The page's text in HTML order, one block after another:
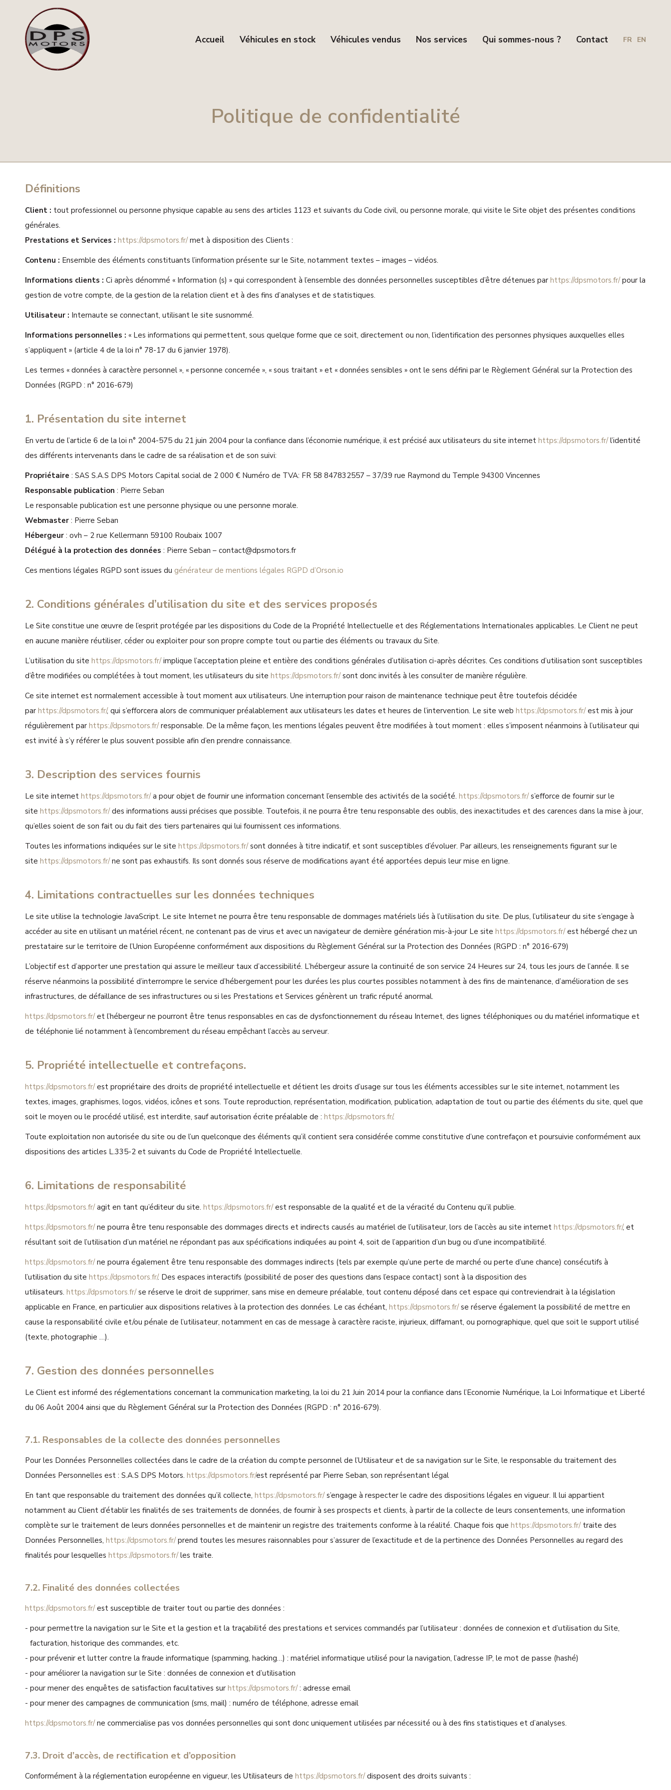
Accueil Véhicules en stock Véhicules vendus Nos services Qui sommes-nous ? Contact FR EN
Politique de confidentialité
Définitions
Client : tout professionnel ou personne physique capable au sens des articles 1123 et suivants du Code civil, ou personne morale, qui visite le Site objet des présentes conditions
générales.
Prestations et Services : https://dpsmotors.fr/met à disposition des Clients :
Contenu : Ensemble des éléments constituants l’information présente sur le Site, notamment textes – images – vidéos.
Informations clients : Ci après dénommé « Information (s) » qui correspondent à l’ensemble des données personnelles susceptibles d’être détenues par https://dpsmotors.fr/pour la
gestion de votre compte, de la gestion de la relation client et à des fins d’analyses et de statistiques.
Utilisateur : Internaute se connectant, utilisant le site susnommé.
Informations personnelles : « Les informations qui permettent, sous quelque forme que ce soit, directement ou non, l’identification des personnes physiques auxquelles elles
s’appliquent » (article 4 de la loi n° 78-17 du 6 janvier 1978).
Les termes « données à caractère personnel », « personne concernée », « sous traitant » et « données sensibles » ont le sens défini par le Règlement Général sur la Protection des
Données (RGPD : n° 2016-679)
1. Présentation du site internet
En vertu de l’article 6 de la loi n° 2004-575 du 21 juin 2004 pour la confiance dans l’économie numérique, il est précisé aux utilisateurs du site internet https://dpsmotors.fr/l’identité
des différents intervenants dans le cadre de sa réalisation et de son suivi:
Propriétaire : SAS S.A.S DPS Motors Capital social de 2 000 € Numéro de TVA: FR 58 847832557 – 37/39 rue Raymond du Temple 94300 Vincennes
Responsable publication : Pierre Seban
Le responsable publication est une personne physique ou une personne morale.
Webmaster : Pierre Seban
Hébergeur : ovh – 2 rue Kellermann 59100 Roubaix 1007
Délégué à la protection des données : Pierre Seban – contact@dpsmotors.fr
Ces mentions légales RGPD sont issues du générateur de mentions légales RGPD d’Orson.io
2. Conditions générales d’utilisation du site et des services proposés
Le Site constitue une œuvre de l’esprit protégée par les dispositions du Code de la Propriété Intellectuelle et des Réglementations Internationales applicables. Le Client ne peut
en aucune manière réutiliser, céder ou exploiter pour son propre compte tout ou partie des éléments ou travaux du Site.
L’utilisation du site https://dpsmotors.fr/implique l’acceptation pleine et entière des conditions générales d’utilisation ci-après décrites. Ces conditions d’utilisation sont susceptibles
d’être modifiées ou complétées à tout moment, les utilisateurs du site https://dpsmotors.fr/sont donc invités à les consulter de manière régulière.
Ce site internet est normalement accessible à tout moment aux utilisateurs. Une interruption pour raison de maintenance technique peut être toutefois décidée
par https://dpsmotors.fr/, qui s’efforcera alors de communiquer préalablement aux utilisateurs les dates et heures de l’intervention. Le site web https://dpsmotors.fr/est mis à jour
régulièrement par https://dpsmotors.fr/responsable. De la même façon, les mentions légales peuvent être modifiées à tout moment : elles s’imposent néanmoins à l’utilisateur qui
est invité à s’y référer le plus souvent possible afin d’en prendre connaissance.
3. Description des services fournis
Le site internet https://dpsmotors.fr/a pour objet de fournir une information concernant l’ensemble des activités de la société. https://dpsmotors.fr/s’efforce de fournir sur le
site https://dpsmotors.fr/des informations aussi précises que possible. Toutefois, il ne pourra être tenu responsable des oublis, des inexactitudes et des carences dans la mise à jour,
qu’elles soient de son fait ou du fait des tiers partenaires qui lui fournissent ces informations.
Toutes les informations indiquées sur le site https://dpsmotors.fr/sont données à titre indicatif, et sont susceptibles d’évoluer. Par ailleurs, les renseignements figurant sur le
site https://dpsmotors.fr/ne sont pas exhaustifs. Ils sont donnés sous réserve de modifications ayant été apportées depuis leur mise en ligne.
4. Limitations contractuelles sur les données techniques
Le site utilise la technologie JavaScript. Le site Internet ne pourra être tenu responsable de dommages matériels liés à l’utilisation du site. De plus, l’utilisateur du site s’engage à
accéder au site en utilisant un matériel récent, ne contenant pas de virus et avec un navigateur de dernière génération mis-à-jour Le site https://dpsmotors.fr/est hébergé chez un
prestataire sur le territoire de l’Union Européenne conformément aux dispositions du Règlement Général sur la Protection des Données (RGPD : n° 2016-679)
L’objectif est d’apporter une prestation qui assure le meilleur taux d’accessibilité. L’hébergeur assure la continuité de son service 24 Heures sur 24, tous les jours de l’année. Il se
réserve néanmoins la possibilité d’interrompre le service d’hébergement pour les durées les plus courtes possibles notamment à des fins de maintenance, d’amélioration de ses
infrastructures, de défaillance de ses infrastructures ou si les Prestations et Services génèrent un trafic réputé anormal.
https://dpsmotors.fr/et l’hébergeur ne pourront être tenus responsables en cas de dysfonctionnement du réseau Internet, des lignes téléphoniques ou du matériel informatique et
de téléphonie lié notamment à l’encombrement du réseau empêchant l’accès au serveur.
5. Propriété intellectuelle et contrefaçons.
https://dpsmotors.fr/est propriétaire des droits de propriété intellectuelle et détient les droits d’usage sur tous les éléments accessibles sur le site internet, notamment les
textes, images, graphismes, logos, vidéos, icônes et sons. Toute reproduction, représentation, modification, publication, adaptation de tout ou partie des éléments du site, quel que
soit le moyen ou le procédé utilisé, est interdite, sauf autorisation écrite préalable de : https://dpsmotors.fr/.
Toute exploitation non autorisée du site ou de l’un quelconque des éléments qu’il contient sera considérée comme constitutive d’une contrefaçon et poursuivie conformément aux
dispositions des articles L.335-2 et suivants du Code de Propriété Intellectuelle.
6. Limitations de responsabilité
https://dpsmotors.fr/agit en tant qu’éditeur du site. https://dpsmotors.fr/est responsable de la qualité et de la véracité du Contenu qu’il publie.
https://dpsmotors.fr/ne pourra être tenu responsable des dommages directs et indirects causés au matériel de l’utilisateur, lors de l’accès au site internet https://dpsmotors.fr/, et
résultant soit de l’utilisation d’un matériel ne répondant pas aux spécifications indiquées au point 4, soit de l’apparition d’un bug ou d’une incompatibilité.
https://dpsmotors.fr/ne pourra également être tenu responsable des dommages indirects (tels par exemple qu’une perte de marché ou perte d’une chance) consécutifs à
l’utilisation du site https://dpsmotors.fr/. Des espaces interactifs (possibilité de poser des questions dans l’espace contact) sont à la disposition des
utilisateurs. https://dpsmotors.fr/se réserve le droit de supprimer, sans mise en demeure préalable, tout contenu déposé dans cet espace qui contreviendrait à la législation
applicable en France, en particulier aux dispositions relatives à la protection des données. Le cas échéant, https://dpsmotors.fr/se réserve également la possibilité de mettre en
cause la responsabilité civile et/ou pénale de l’utilisateur, notamment en cas de message à caractère raciste, injurieux, diffamant, ou pornographique, quel que soit le support utilisé
(texte, photographie …).
7. Gestion des données personnelles
Le Client est informé des réglementations concernant la communication marketing, la loi du 21 Juin 2014 pour la confiance dans l’Economie Numérique, la Loi Informatique et Liberté
du 06 Août 2004 ainsi que du Règlement Général sur la Protection des Données (RGPD : n° 2016-679).
7.1. Responsables de la collecte des données personnelles
Pour les Données Personnelles collectées dans le cadre de la création du compte personnel de l’Utilisateur et de sa navigation sur le Site, le responsable du traitement des
Données Personnelles est : S.A.S DPS Motors. https://dpsmotors.fr/est représenté par Pierre Seban, son représentant légal
En tant que responsable du traitement des données qu’il collecte, https://dpsmotors.fr/s’engage à respecter le cadre des dispositions légales en vigueur. Il lui appartient
notamment au Client d’établir les finalités de ses traitements de données, de fournir à ses prospects et clients, à partir de la collecte de leurs consentements, une information
complète sur le traitement de leurs données personnelles et de maintenir un registre des traitements conforme à la réalité. Chaque fois que https://dpsmotors.fr/traite des
Données Personnelles, https://dpsmotors.fr/prend toutes les mesures raisonnables pour s’assurer de l’exactitude et de la pertinence des Données Personnelles au regard des
finalités pour lesquelles https://dpsmotors.fr/les traite.
7.2. Finalité des données collectées
https://dpsmotors.fr/est susceptible de traiter tout ou partie des données :
pour permettre la navigation sur le Site et la gestion et la traçabilité des prestations et services commandés par l’utilisateur : données de connexion et d’utilisation du Site,
facturation, historique des commandes, etc.
pour prévenir et lutter contre la fraude informatique (spamming, hacking…) : matériel informatique utilisé pour la navigation, l’adresse IP, le mot de passe (hashé)
pour améliorer la navigation sur le Site : données de connexion et d’utilisation
pour mener des enquêtes de satisfaction facultatives sur https://dpsmotors.fr/: adresse email
pour mener des campagnes de communication (sms, mail) : numéro de téléphone, adresse email
https://dpsmotors.fr/ne commercialise pas vos données personnelles qui sont donc uniquement utilisées par nécessité ou à des fins statistiques et d’analyses.
7.3. Droit d’accès, de rectification et d’opposition
Conformément à la réglementation européenne en vigueur, les Utilisateurs de https://dpsmotors.fr/disposent des droits suivants :